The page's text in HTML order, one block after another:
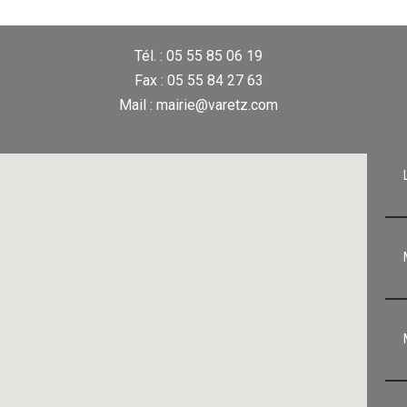
Tél. : 05 55 85 06 19
Fax : 05 55 84 27 63
Mail : mairie@varetz.com